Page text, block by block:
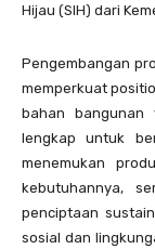
Hijau (SIH) dari
Pengembangan
memperkuat
bahan bangunan
lengkap untuk
menemukan
kebutuhannya,
penciptaan
sosial dan